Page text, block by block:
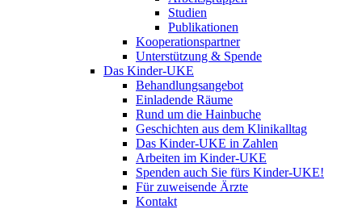
Studien
Publikationen
Kooperationspartner
Unterstützung & Spende
Das Kinder-UKE
Behandlungsangebot
Einladende Räume
Rund um die Hainbuche
Geschichten aus dem Klinikalltag
Das Kinder-UKE in Zahlen
Arbeiten im Kinder-UKE
Spenden auch Sie fürs Kinder-UKE!
Für zuweisende Ärzte
Kontakt